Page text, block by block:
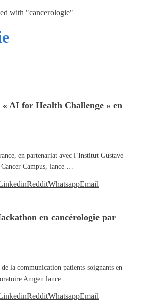
with "cancerologie"
AI for Health Challenge » en
en partenariat avec l’Institut Gustave
Campus, lance …
RedditWhatsappEmail
en cancérologie par
la communication patients-soignants en
Amgen lance …
RedditWhatsappEmail